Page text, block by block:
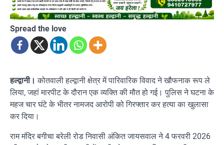
Spread the love
हल्द्वानी।कोतवाली हल्द्वानी क्षेत्र में पारिवारिक विवाद ने खौफनाक रूप ले
लिया, जहां मारपीट के दौरान एक व्यक्ति की मौत हो गई। पुलिस ने घटना के
महज चार घंटे के भीतर नामजद आरोपी को गिरफ्तार कर हत्या का खुलासा
कर दिया।
राम मंदिर बगीचा बरेली रोड निवासी अंकित जायसवाल ने 4 फरवरी 2026